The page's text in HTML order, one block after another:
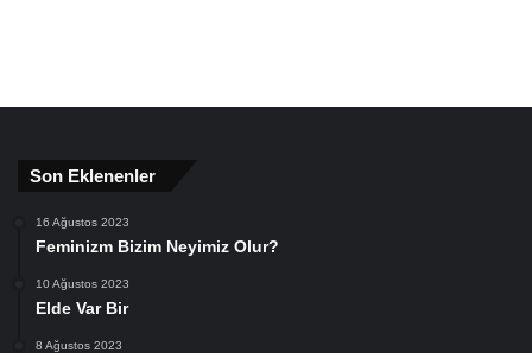
Son Eklenenler
16 Ağustos 2023
Feminizm Bizim Neyimiz Olur?
10 Ağustos 2023
Elde Var Bir
8 Ağustos 2023